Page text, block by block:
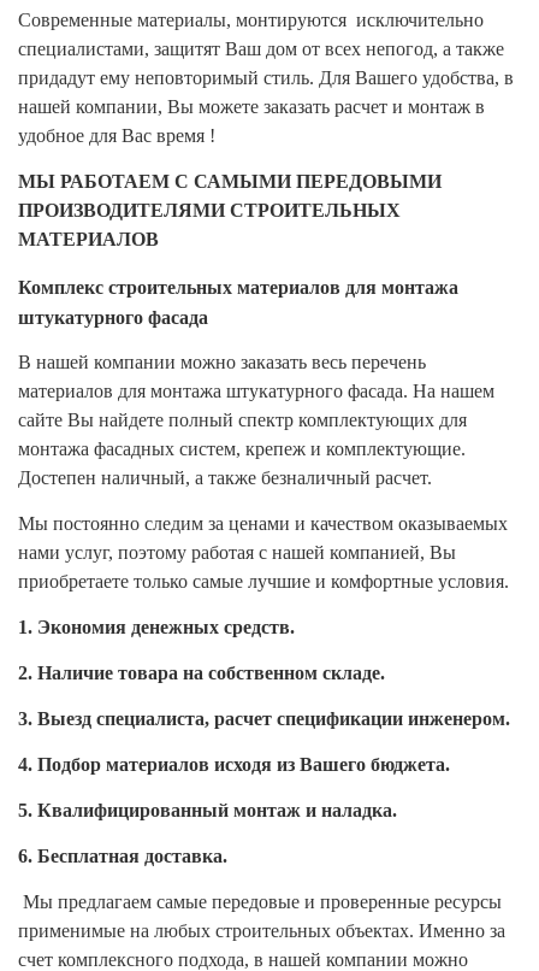
Современные материалы, монтируются исключительно
специалистами, защитят Ваш дом от всех непогод, а также
придадут ему неповторимый стиль. Для Вашего удобства, в
нашей компании, Вы можете заказать расчет и монтаж в
удобное для Вас время !
МЫ РАБОТАЕМ С САМЫМИ ПЕРЕДОВЫМИ
ПРОИЗВОДИТЕЛЯМИ СТРОИТЕЛЬНЫХ
МАТЕРИАЛОВ
Комплекс строительных материалов для монтажа
штукатурного фасада
В нашей компании можно заказать весь перечень
материалов для монтажа штукатурного фасада. На нашем
сайте Вы найдете полный спектр комплектующих для
монтажа фасадных систем, крепеж и комплектующие.
Достепен наличный, а также безналичный расчет.
Мы постоянно следим за ценами и качеством оказываемых
нами услуг, поэтому работая с нашей компанией, Вы
приобретаете только самые лучшие и комфортные условия.
1. Экономия денежных средств.
2. Наличие товара на собственном складе.
3. Выезд специалиста, расчет спецификации инженером.
4. Подбор материалов исходя из Вашего бюджета.
5. Квалифицированный монтаж и наладка.
6. Бесплатная доставка.
Мы предлагаем самые передовые и проверенные ресурсы
применимые на любых строительных объектах. Именно за
счет комплексного подхода, в нашей компании можно